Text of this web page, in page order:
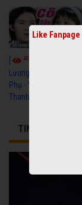
[ 4013
Lương Xưa Cô Dâu
Phụ - Vũ Linh, Tài Linh,
Thanh Ngân
TIN TỨC LIÊN
Like